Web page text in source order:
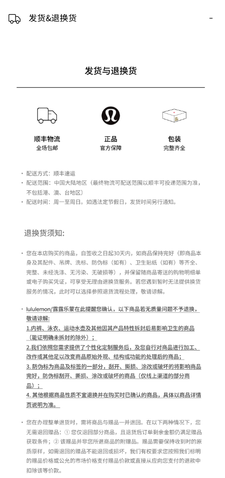
发货&退换货 -